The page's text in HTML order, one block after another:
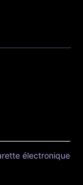
électronique